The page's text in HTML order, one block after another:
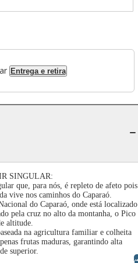
Entrega e retira
SINGULAR:
que, para nós, é repleto de afeto pois
vive nos caminhos do Caparaó.
do Caparaó, onde está localizado
pela cruz no alto da montanha, o Pico
altitude.
na agricultura familiar e colheita
frutas maduras, garantindo alta
superior.